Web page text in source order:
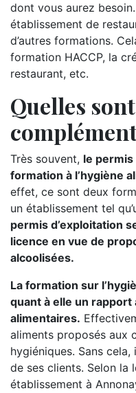
dont vous aurez
établissement de
d’autres formations.
formation HACCP, la
restaurant, etc.
Quelles
Très souvent, le permis
formation à l’hygiène
effet, ce sont deux
un établissement tel
permis d’exploitation
licence en vue de
alcoolisées.
La formation sur
quant à elle un
alimentaires.
aliments proposés aux
hygiéniques. Sans
de ses clients. Selon la
établissement à